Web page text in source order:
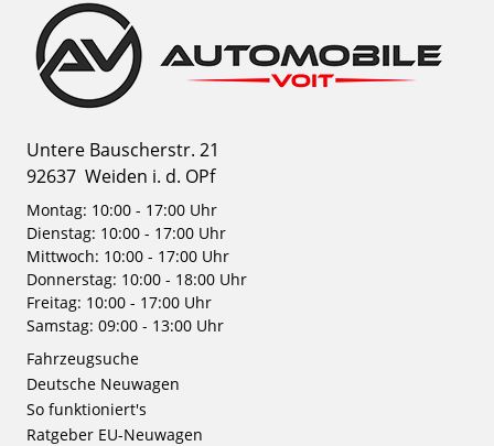
Untere Bauscherstr. 21
92637 Weiden i. d. OPf
Montag: 10:00 - 17:00 Uhr
Dienstag: 10:00 - 17:00 Uhr
Mittwoch: 10:00 - 17:00 Uhr
Donnerstag: 10:00 - 18:00 Uhr
Freitag: 10:00 - 17:00 Uhr
Samstag: 09:00 - 13:00 Uhr
Fahrzeugsuche
Deutsche Neuwagen
So funktioniert's
Ratgeber EU-Neuwagen